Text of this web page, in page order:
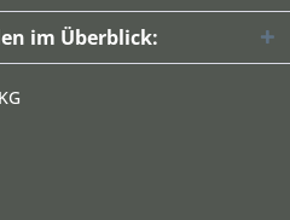
im Überblick: